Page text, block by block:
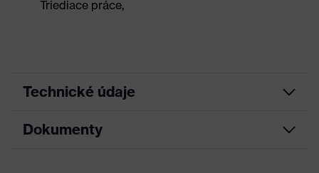
Triediace práce,
Technické údaje
Hľadaná farba
Dokumenty